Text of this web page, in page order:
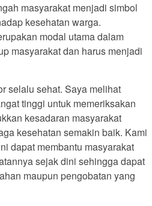
masyarakat menjadi simbol
kesehatan warga.
modal utama dalam
masyarakat dan harus menjadi
selalu sehat. Saya melihat
tinggi untuk memeriksakan
kesadaran masyarakat
kesehatan semakin baik. Kami
dapat membantu masyarakat
sejak dini sehingga dapat
maupun pengobatan yang